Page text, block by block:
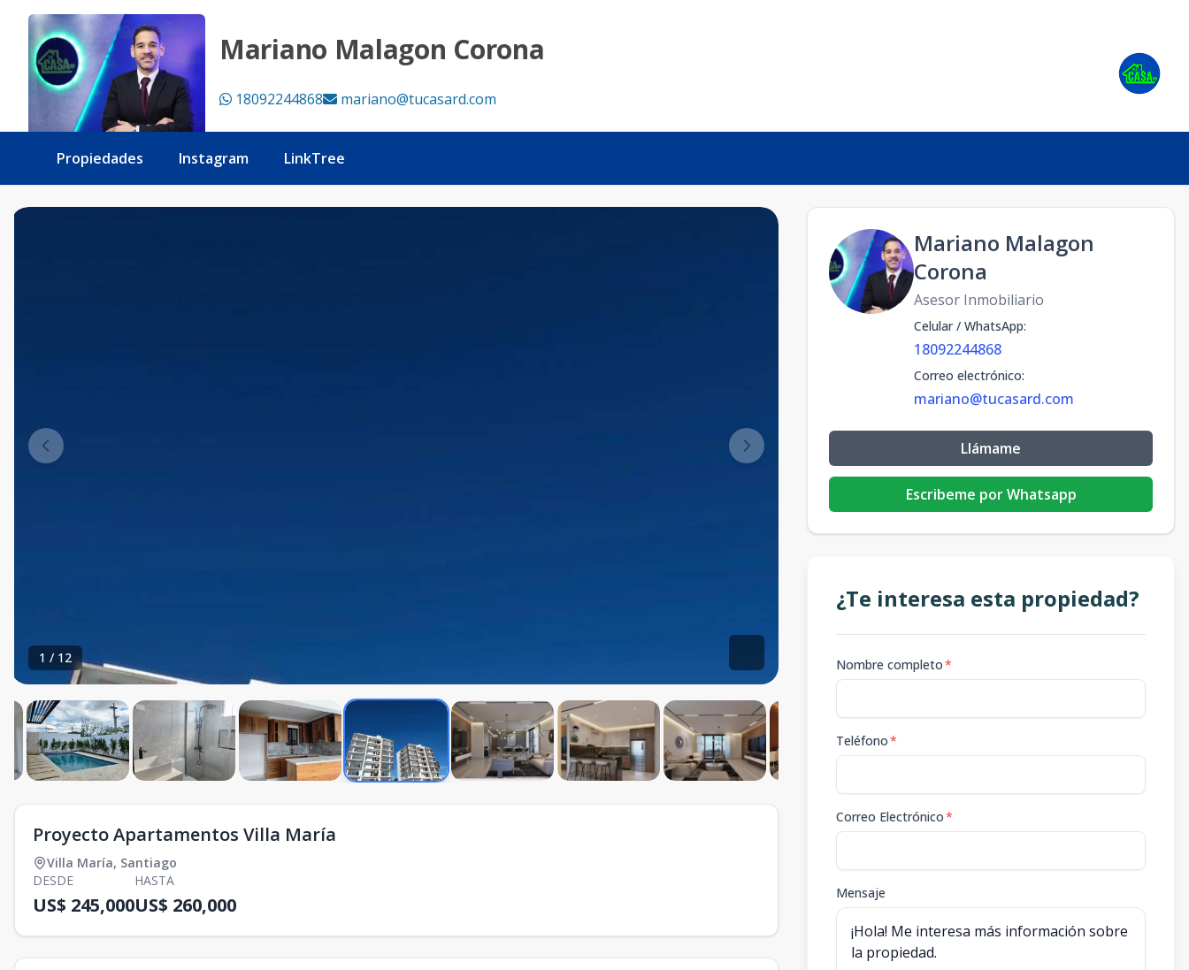
Mariano Malagon Corona
18092244868 mariano@tucasard.com
Propiedades Instagram LinkTree
1 / 12
Proyecto Apartamentos Villa María
Villa María, Santiago
DESDE
US$ 245,000
HASTA
US$ 260,000
Mariano Malagon
Corona
Asesor Inmobiliario
Celular / WhatsApp:
18092244868
Correo electrónico:
mariano@tucasard.com
Llámame
Escribeme por Whatsapp
¿Te interesa esta propiedad?
Nombre completo*
Teléfono*
Correo Electrónico*
Mensaje
Proyecto Apartamentos Villa María - Tu Casa RD